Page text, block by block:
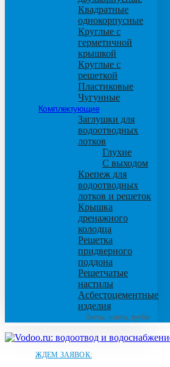
Квадратные
однокорпусные
Круглые с
герметичной
крышкой
Круглые с
решеткой
Пластиковые
Чугунные
Комплектующие
Заглушки для
водоотводных
лотков
Глухие
С выходом
Крепеж для
водоотводных
лотков и решеток
Крышка
дренажного
колодца
Решетка
придверного
поддона
Решетчатые
настилы
Асбестоцементные
изделия
Листы, плиты, трубы
ЖДЕМ ЗАЯВОК: